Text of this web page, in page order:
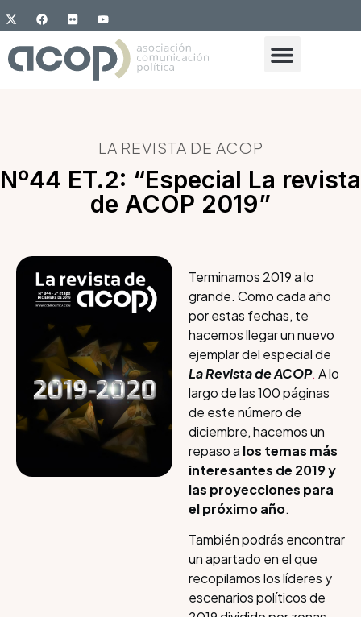
LA REVISTA DE ACOP
Nº44 ET.2: “Especial La revista
de ACOP 2019”
Terminamos 2019 a lo
grande. Como cada año
por estas fechas, te
hacemos llegar un nuevo
ejemplar del especial de
La Revista de ACOP. A lo
largo de las 100 páginas
de este número de
diciembre, hacemos un
repaso a los temas más
interesantes de 2019 y
las proyecciones para
el próximo año.
También podrás encontrar
un apartado en el que
recopilamos los líderes y
escenarios políticos de